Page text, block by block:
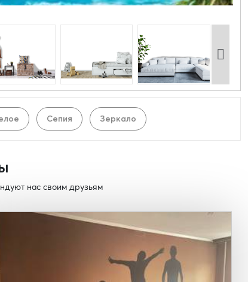
Сепия Зеркало
нас своим друзьям